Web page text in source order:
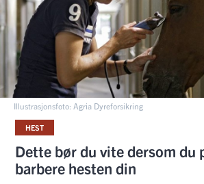
Illustrasjonsfoto: Agria Dyreforsikring
HEST
Dette bør du vite dersom du
barbere hesten din